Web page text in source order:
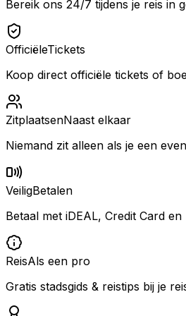
Bereik ons 24/7 tijdens je reis in
OfficiëleTickets
Koop direct officiële tickets of
ZitplaatsenNaast elkaar
Niemand zit alleen als je een
VeiligBetalen
Betaal met iDEAL, Credit Card
ReisAls een pro
Gratis stadsgids & reistips bij je